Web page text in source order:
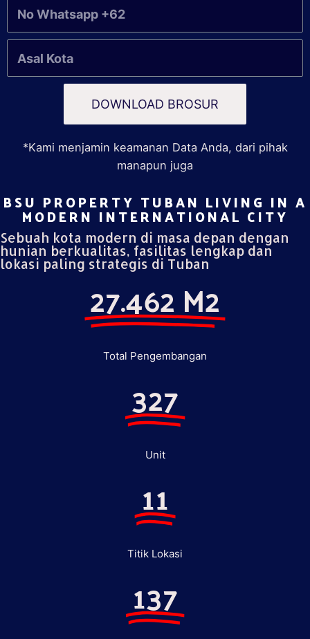
DOWNLOAD BROSUR
*Kami menjamin keamanan Data Anda, dari pihak
manapun juga
BSU PROPERTY TUBAN LIVING IN A
MODERN INTERNATIONAL CITY​
Sebuah kota modern di masa depan dengan
hunian berkualitas, fasilitas lengkap dan
lokasi paling strategis di Tuban
27.462 M2
Total Pengembangan
327
Unit
11
Titik Lokasi
137